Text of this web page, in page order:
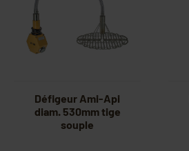
Défigeur Ami-Api
diam. 530mm tige
souple